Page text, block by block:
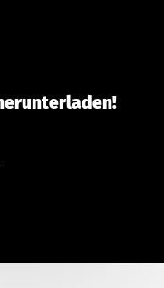
herunterladen!